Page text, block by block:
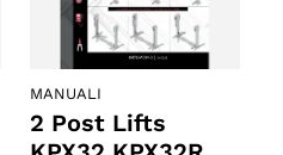
MANUALI
2 Post Lifts